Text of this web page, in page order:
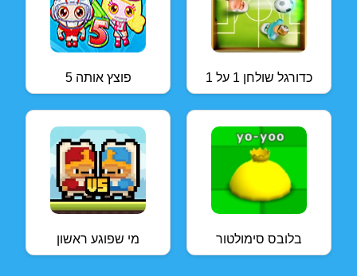
פוצץ אותה 5 כדורגל שולחן 1 על 1
מי שפוגע ראשון בלובס סימולטור